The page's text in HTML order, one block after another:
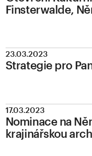
Finsterwalde,
23.03.2023
Strategie pro
17.03.2023
Nominace na
krajinářskou